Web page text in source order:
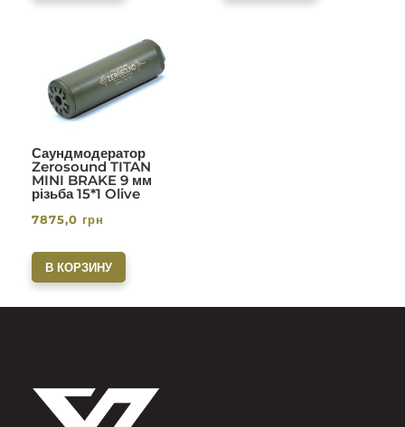
Саундмодератор
Zerosound TITAN
MINI BRAKE 9 мм
різьба 15*1 Olive
7875,0 грн
В КОРЗИНУ